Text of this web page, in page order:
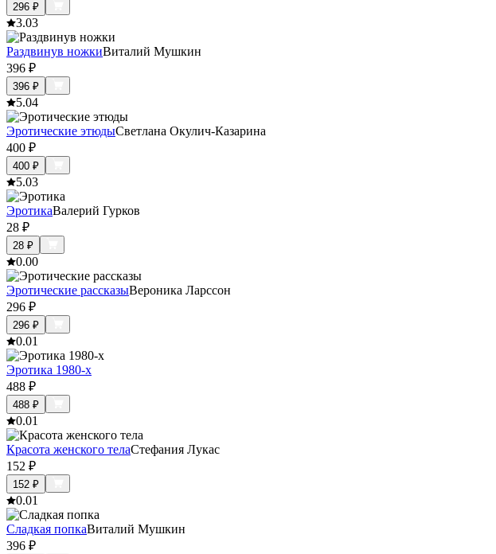
296 ₽
3.03
Раздвинув ножкиВиталий Мушкин
396 ₽
396 ₽
5.04
Эротические этюдыСветлана Окулич-Казарина
400 ₽
400 ₽
5.03
ЭротикаВалерий Гурков
28 ₽
28 ₽
0.00
Эротические рассказыВероника Ларссон
296 ₽
296 ₽
0.01
Эротика 1980-х
488 ₽
488 ₽
0.01
Красота женского телаСтефания Лукас
152 ₽
152 ₽
0.01
Сладкая попкаВиталий Мушкин
396 ₽